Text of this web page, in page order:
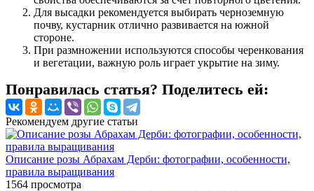
Для высадки рекомендуется выбирать черноземную
почву, кустарник отлично развивается на южной
стороне.
При размножении используются способы черенкования
и вегетации, важную роль играет укрытие на зиму.
Понравилась статья? Поделитесь ей:
Рекомендуем другие статьи
Описание розы Абрахам Дерби: фотографии, особенности,
правила выращивания
1564 просмотра